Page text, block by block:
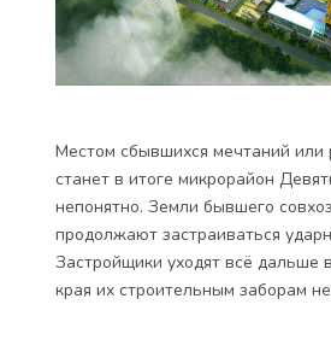
Местом сбывшихся мечтаний
станет в итоге микрорайон
непонятно. Земли бывшего
продолжают застраиваться
Застройщики уходят всё дальше
края их строительным заборам